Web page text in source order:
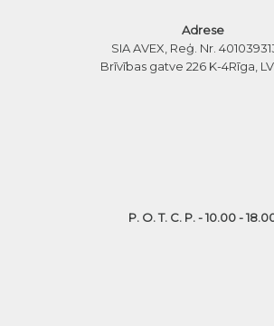
Adrese
SIA AVEX, Reģ. Nr.
Brīvības gatve 226 K-4Rīga,
P. O. T. C. P. - 10.00 -